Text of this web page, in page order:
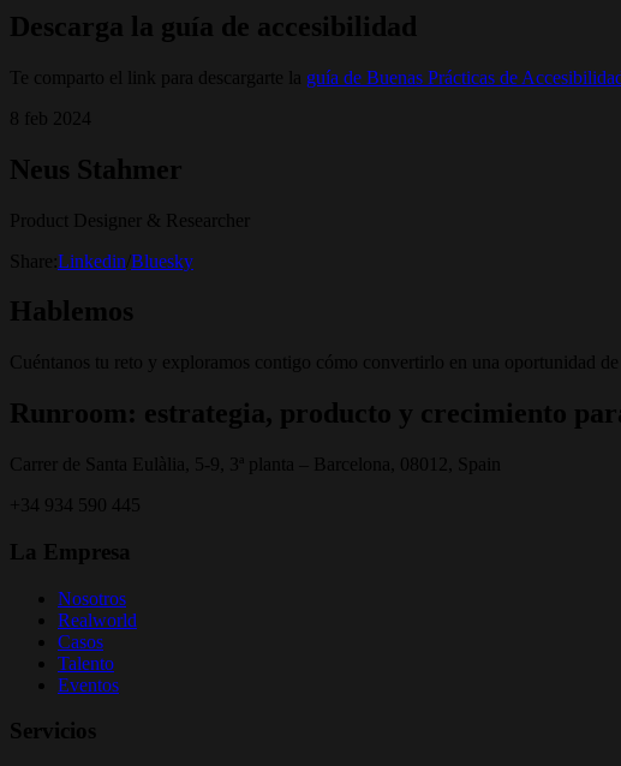
Descarga la guía de accesibilidad
Te comparto el link para descargarte la guía de Buenas Prácticas de
8 feb 2024
Neus Stahmer
Product Designer & Researcher
Share: Linkedin Bluesky
Hablemos
Cuéntanos tu reto y exploramos contigo cómo convertirlo en una oportunidad de
Runroom: estrategia, producto y crecimiento
Carrer de Santa Eulàlia, 5-9, 3ª planta – Barcelona, 08012, Spain
+34 934 590 445
La Empresa
Nosotros
Realworld
Casos
Talento
Eventos
Servicios